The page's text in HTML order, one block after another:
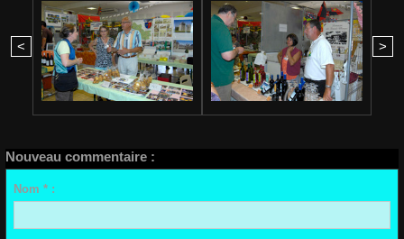
< >
Nouveau commentaire :
Nom * :